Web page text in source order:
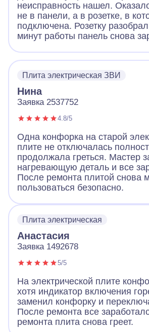
неисправность нашел.
не в панели, а в розетке, в
подключена. Розетку
минут работы панель снова
Плита электрическая ЗВИ
Нина
Заявка 2537752
4.8/5
Одна конфорка на старой
плите не отключалась
продолжала греться. Мастер
нагревающую деталь и все
После ремонта плитой снова
пользоваться безопасно.
Плита электрическая
Анастасия
Заявка 1492678
5/5
На электрической плите
хотя индикатор включения
заменил конфорку и
После ремонта все
ремонта плита снова греет.